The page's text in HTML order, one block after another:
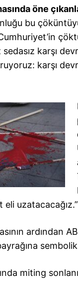
öne
bu
karşı
karşı
eli uzatacacağız.”
ardından
miting